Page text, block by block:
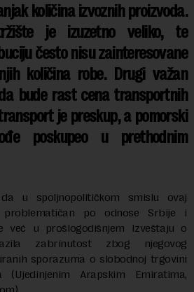
količina izvoznih proizvoda.
je izuzetno veliko, te
često nisu zainteresovane
količina robe. Drugi važan
bude rast cena transportnih
je preskup, a pomorski
poskupeo u prethodnim
u spoljnopolitičkom smislu ovaj
po odnose Srbije i
već u prošlogodišnjem Izveštaju o
zabrinutost zbog njegovog
sporazuma o slobodnoj trgovini
Arapskim Emiratima,